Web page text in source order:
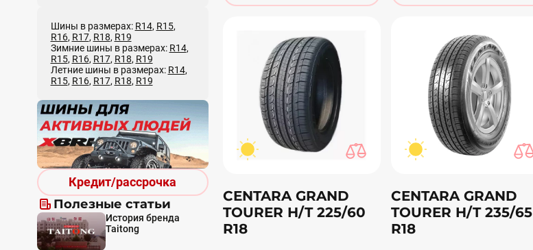
Шины в размерах: R14, R15,
R16, R17, R18, R19
Зимние шины в размерах: R14,
R15, R16, R17, R18, R19
Летние шины в размерах: R14,
R15, R16, R17, R18, R19
Кредит/рассрочка
Полезные статьи
История бренда
Taitong
CENTARA GRAND
TOURER H/T 225/60
R18
CENTARA GRAND
TOURER H/T 235/65
R18